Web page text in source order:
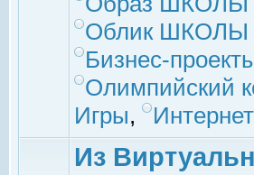
Облик ШКОЛЫ -
Бизнес-
Олимпийский
Игры,
Из